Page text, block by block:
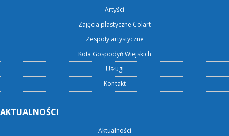
Artyści
Zajęcia plastyczne Colart
Zespoły artystyczne
Koła Gospodyń Wiejskich
Usługi
Kontakt
AKTUALNOŚCI
Aktualności